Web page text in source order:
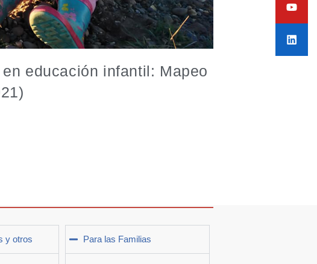
educación infantil: Mapeo
y otros Para las Familias